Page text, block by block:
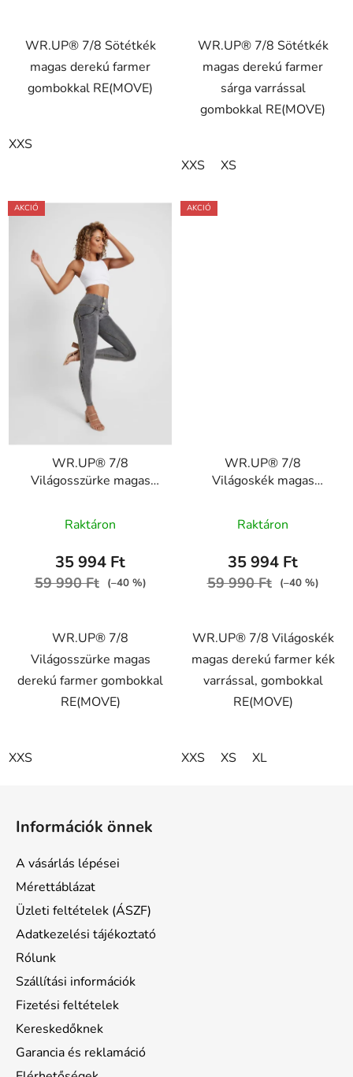
5,0
csillag.
WR.UP® 7/8 Sötétkék
magas derekú farmer
gombokkal RE(MOVE)
XXS
WR.UP® 7/8 Sötétkék
magas derekú farmer
sárga varrással
gombokkal RE(MOVE)
XXS XS
AKCIÓ
WR.UP® 7/8
Világosszürke magas
gombokkal RE(MOVE)
WRUP4BHC002ORG,
Raktáron
35 994 Ft
59 990 Ft (–40 %)
WR.UP® 7/8
Világosszürke magas
derekú farmer gombokkal
RE(MOVE)
XXS
AKCIÓ
WR.UP® 7/8
Világoskék magas
gombokkal RE(MOVE)
WRUP4BHC002ORG,
termék
átlagos
értékelése
5,0
csillag.
Raktáron
35 994 Ft
59 990 Ft (–40 %)
WR.UP® 7/8 Világoskék
magas derekú farmer kék
varrással, gombokkal
RE(MOVE)
XXS XS XL
Információk önnek
A vásárlás lépései
Mérettáblázat
Üzleti feltételek (ÁSZF)
Adatkezelési tájékoztató
Rólunk
Szállítási információk
Fizetési feltételek
Kereskedőknek
Garancia és reklamáció